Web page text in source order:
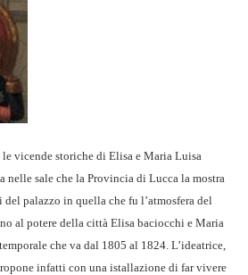
le vicende storiche di Elisa e Maria Luisa
nelle sale che la Provincia di Lucca la mostra
palazzo in quella che fu l’atmosfera del
al potere della città Elisa baciocchi e Maria
che va dal 1805 al 1824. L’ideatrice,
infatti con una istallazione di far vivere